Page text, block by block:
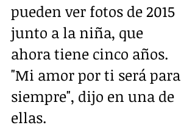
pueden ver fotos de 2015
junto a la niña, que
ahora tiene cinco años.
"Mi amor por ti será para
siempre", dijo en una de
ellas.